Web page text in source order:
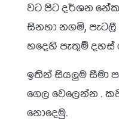
වට පිට දර්ශන
සිනහා නගමි, පැටලී
හදෙහි පැතුම්
ඉතින් සියලුම සීමා
ගෙල වෙලෙන්න .
නොදෙමු.